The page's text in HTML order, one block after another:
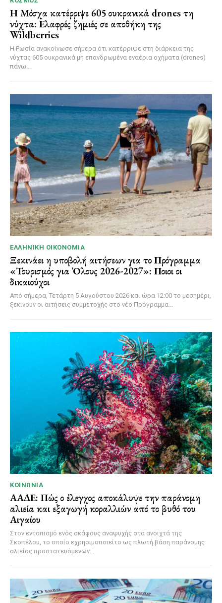
Η Μόσχα κατέρριψε 605 ουκρανικά drones τη
νύχτα: Ελαφρές ζημιές σε αποθήκη της
Wildberries
Η Ρωσία ανακοίνωσε σήμερα ότι κατέρριψε στη διάρκεια της
νύχτας 605 ουκρανικά μη επανδρωμένα εναέρια οχήματα (drones)
πάνω...
ΕΛΛΗΝΙΚΉ ΟΙΚΟΝΟΜΊΑ
Ξεκινάει η υποβολή αιτήσεων για το Πρόγραμμα
«Τουρισμός για Όλους 2026-2027»: Ποιοι οι
δικαιούχοι
Από σήμερα, Τετάρτη 5 Αυγούστου 2026 και ώρα 12:00 το μεσημέρι,
ξεκινούν οι αιτήσεις συμμετοχής στο νέο Πρόγραμμα...
ΚΟΙΝΩΝΊΑ
ΑΑΔΕ: Πώς ο έλεγχος αποκάλυψε την παράνομη
αλιεία και εξαγωγή κοραλλιών από το βυθό του
Αιγαίου
Στον εντοπισμό ενός σκάφους αναψυχής στα ανοιχτά της
Σκοπέλου, το οποίο εχρησιμοποιείτο ως πλωτή βάση παράνομης
αλιείας προστατευόμενων...